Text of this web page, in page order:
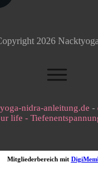
2026
yoga-nidra-anleitung.de -
life -
Mitgliederbereich mit